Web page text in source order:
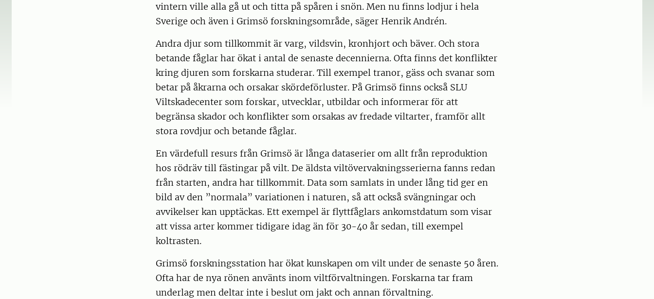
vintern ville alla gå ut och titta på spåren i snön. Men nu finns lodjur i hela
Sverige och även i Grimsö forskningsområde, säger Henrik Andrén.
Andra djur som tillkommit är varg, vildsvin, kronhjort och bäver. Och stora
betande fåglar har ökat i antal de senaste decennierna. Ofta finns det konflikter
kring djuren som forskarna studerar. Till exempel tranor, gäss och svanar som
betar på åkrarna och orsakar skördeförluster. På Grimsö finns också SLU
Viltskadecenter som forskar, utvecklar, utbildar och informerar för att
begränsa skador och konflikter som orsakas av fredade viltarter, framför allt
stora rovdjur och betande fåglar.
En värdefull resurs från Grimsö är långa dataserier om allt från reproduktion
hos rödräv till fästingar på vilt. De äldsta viltövervakningsserierna fanns redan
från starten, andra har tillkommit. Data som samlats in under lång tid ger en
bild av den ”normala” variationen i naturen, så att också svängningar och
avvikelser kan upptäckas. Ett exempel är flyttfåglars ankomstdatum som visar
att vissa arter kommer tidigare idag än för 30-40 år sedan, till exempel
koltrasten.
Grimsö forskningsstation har ökat kunskapen om vilt under de senaste 50 åren.
Ofta har de nya rönen använts inom viltförvaltningen. Forskarna tar fram
underlag men deltar inte i beslut om jakt och annan förvaltning.